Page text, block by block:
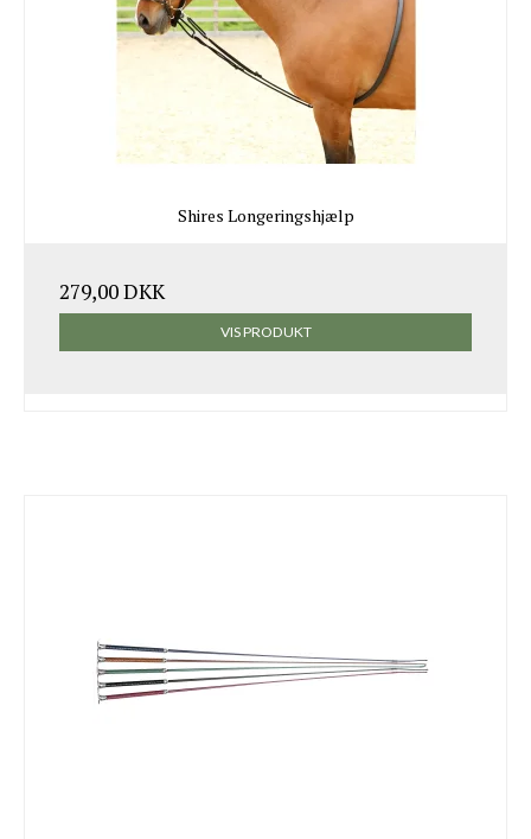
Shires Longeringshjælp
279,00 DKK
VIS PRODUKT